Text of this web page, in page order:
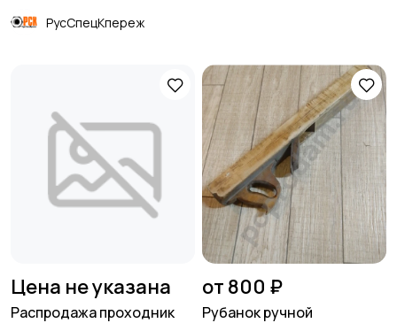
РусСпецКпереж
Цена не указана
Распродажа проходник
от 800 ₽
Рубанок ручной